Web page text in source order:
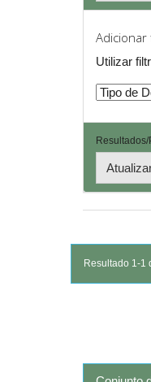
Adicionar
Utilizar
Resultado 1-1